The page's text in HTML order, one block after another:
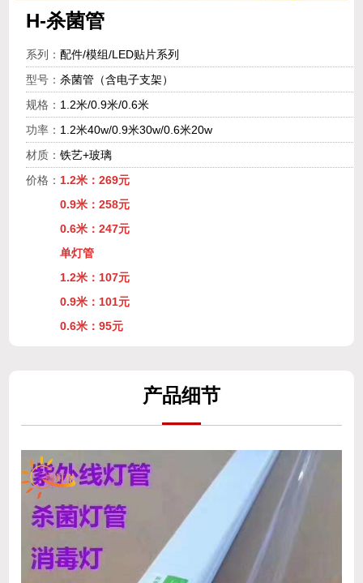
H-杀菌管
系列： 配件/模组/LED贴片系列
型号： 杀菌管（含电子支架）
规格： 1.2米/0.9米/0.6米
功率： 1.2米40w/0.9米30w/0.6米20w
材质： 铁艺+玻璃
价格： 1.2米：269元
0.9米：258元
0.6米：247元
单灯管
1.2米：107元
0.9米：101元
0.6米：95元
产品细节